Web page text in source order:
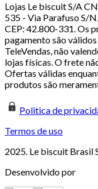
Lojas Le biscuit S/A
535 - Via Parafuso S/
CEP: 42.800-331. Os
pagamento são
TeleVendas, não
lojas físicas. O frete
Ofertas válidas
produtos são
Politica de
Termos de uso
2025. Le biscuit Brasil
Desenvolvido por